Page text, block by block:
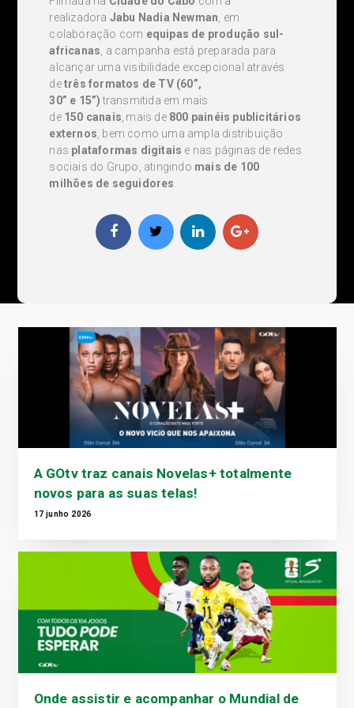
realizadora Jabu Nadia Newman , em
colaboração com equipas de produção sul-
africanas , a campanha está preparada para
alcançar uma visibilidade excepcional através
detrês formatos de TV (60”,
30” e 15”)transmitida em mais
de 150 canais , mais de 800 painéis publicitários
externos , bem como uma ampla distribuição
nas plataformas digitais e nas páginas de redes
sociais do Grupo, atingindo mais de 100
milhões de seguidores
A GOtv traz canais Novelas+ totalmente
novos para as suas telas!
17 junho 2026
Onde assistir e acompanhar o Mundial de